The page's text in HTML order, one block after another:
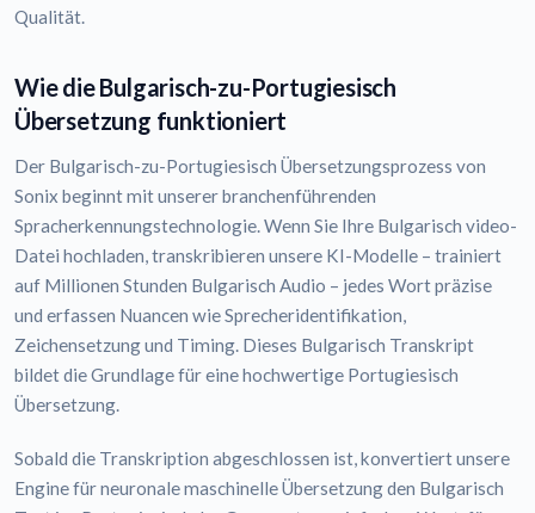
Qualität.
Wie die Bulgarisch-zu-Portugiesisch
Übersetzung funktioniert
Der Bulgarisch-zu-Portugiesisch Übersetzungsprozess von
Sonix beginnt mit unserer branchenführenden
Spracherkennungstechnologie. Wenn Sie Ihre Bulgarisch video-
Datei hochladen, transkribieren unsere KI-Modelle – trainiert
auf Millionen Stunden Bulgarisch Audio – jedes Wort präzise
und erfassen Nuancen wie Sprecheridentifikation,
Zeichensetzung und Timing. Dieses Bulgarisch Transkript
bildet die Grundlage für eine hochwertige Portugiesisch
Übersetzung.
Sobald die Transkription abgeschlossen ist, konvertiert unsere
Engine für neuronale maschinelle Übersetzung den Bulgarisch